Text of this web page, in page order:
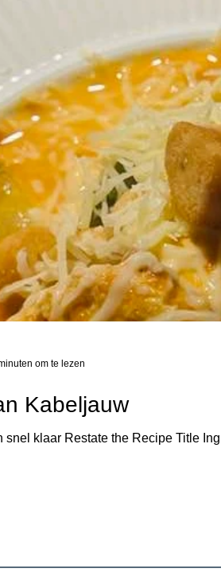
Kabeljauw
snel klaar Restate the Recipe Title
om te lezen